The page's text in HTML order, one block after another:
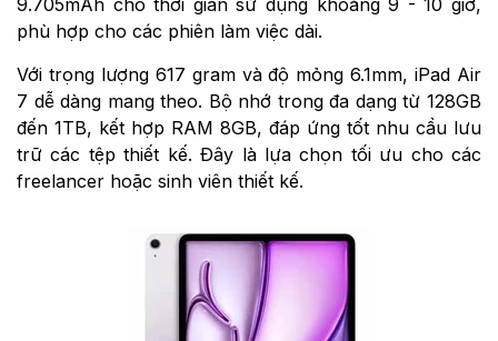
9.705mAh cho thời gian sử dụng khoảng 9 - 10 giờ,
phù hợp cho các phiên làm việc dài.
Với trọng lượng 617 gram và độ mỏng 6.1mm, iPad Air
7 dễ dàng mang theo. Bộ nhớ trong đa dạng từ 128GB
đến 1TB, kết hợp RAM 8GB, đáp ứng tốt nhu cầu lưu
trữ các tệp thiết kế. Đây là lựa chọn tối ưu cho các
freelancer hoặc sinh viên thiết kế.